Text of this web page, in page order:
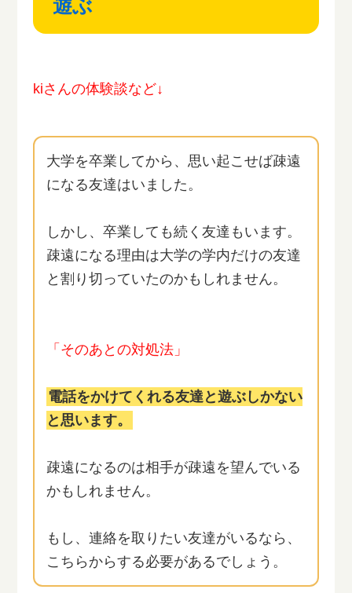
遊ぶ
kiさんの体験談など↓
大学を卒業してから、思い起こせば疎遠
になる友達はいました。
しかし、卒業しても続く友達もいます。
疎遠になる理由は大学の学内だけの友達
と割り切っていたのかもしれません。
「そのあとの対処法」
電話をかけてくれる友達と遊ぶしかない
と思います。
疎遠になるのは相手が疎遠を望んでいる
かもしれません。
もし、連絡を取りたい友達がいるなら、
こちらからする必要があるでしょう。